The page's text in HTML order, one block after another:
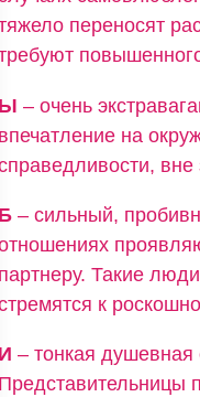
переносят
Ы – очень
впечатление на
вне
Б – сильный,
партнеру. Такие
к
И – тонкая душевная
Представительницы